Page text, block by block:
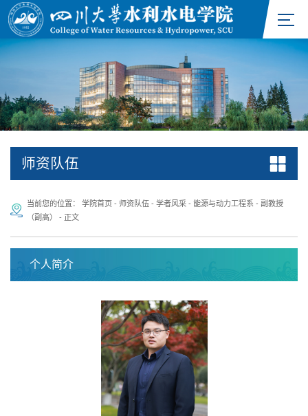
师资队伍
当前您的位置： 学院首页 - 师资队伍 - 学者风采 - 能源与动力工程系 - 副教授
（副高）
- 正文
个人简介